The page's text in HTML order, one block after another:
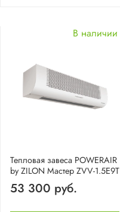
Тепловая завеса POWERAIR
by ZILON Мастер ZVV-1.5E9T
В наличии
53 300 руб.